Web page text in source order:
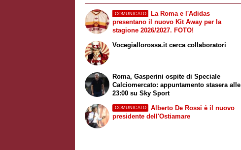
COMUNICATO
La Roma e l'Adidas
presentano il nuovo Kit Away per la
stagione 2026/2027. FOTO!
Vocegiallorossa.it cerca collaboratori
Roma, Gasperini ospite diSpeciale
Calciomercato: appuntamento stasera alle
23:00 suSky Sport
COMUNICATO
Alberto De Rossi è il nuovo
presidente dell'Ostiamare